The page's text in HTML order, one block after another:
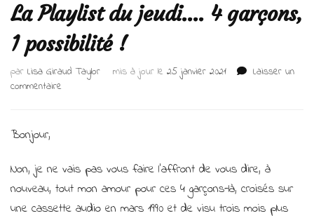
La Playlist du jeudi…. 4 garçons,
1 possibilité !
par Lisa Giraud Taylor mis à jour le 25 janvier 2021
Laisser un
commentaire
garçons,
1
possibilité
Bonjour,
Non, je ne vais pas vous faire l’affront de vous dire, à
nouveau, tout mon amour pour ces 4 garçons-là, croisés sur
une cassette audio en mars 1990 et de visu trois mois plus